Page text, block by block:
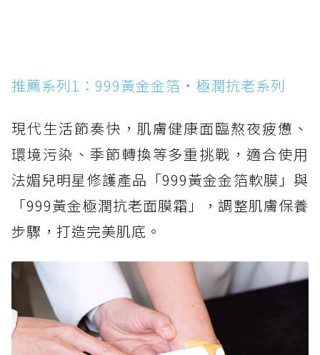
推薦系列1：999黃金金箔·極潤抗老系列
現代生活節奏快，肌膚健康面臨熬夜疲憊、
環境污染、季節轉換等多重挑戰，適合使用
法媚兒明星修護產品「999黃金金箔軟膜」與
「999黃金極潤抗老面膜霜」，調整肌膚保養
步驟，打造完美肌底。